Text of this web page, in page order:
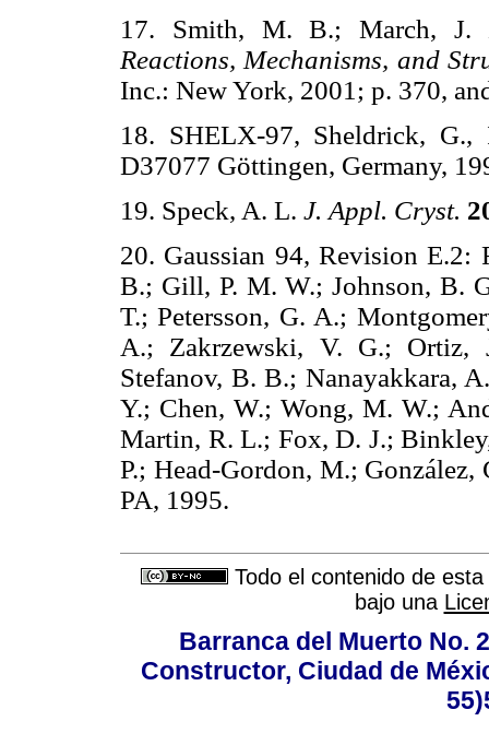
17. Smith, M. B.; March, J.
Reactions, Mechanisms, and
Inc.: New York, 2001; p. 370,
18. SHELX-97, Sheldrick, G.,
D37077 Göttingen, Germany,
19. Speck, A. L. J. Appl. Cryst.
20. Gaussian 94, Revision
B.; Gill, P. M. W.; Johnson, B.
T.; Petersson, G. A.;
A.; Zakrzewski, V. G.; Ortiz,
Stefanov, B. B.; Nanayakkara,
Y.; Chen, W.; Wong, M. W.;
Martin, R. L.; Fox, D. J.;
P.; Head-Gordon, M.;
PA, 1995.
Todo el contenido de
bajo una
Barranca del Muerto No.
Constructor, Ciudad de